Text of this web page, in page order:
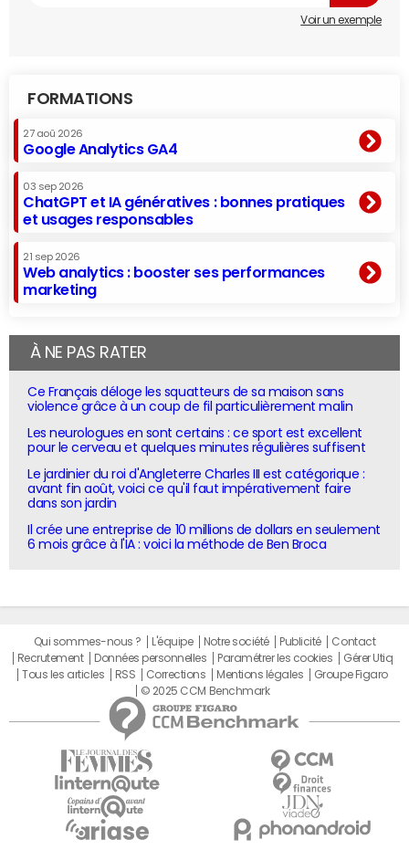
Voir un exemple
FORMATIONS
27 aoû 2026
Google Analytics GA4
03 sep 2026
ChatGPT et IA génératives : bonnes pratiques
et usages responsables
21 sep 2026
Web analytics : booster ses performances
marketing
À NE PAS RATER
Ce Français déloge les squatteurs de sa maison sans
violence grâce à un coup de fil particulièrement malin
Les neurologues en sont certains : ce sport est excellent
pour le cerveau et quelques minutes régulières suffisent
Le jardinier du roi d'Angleterre Charles III est catégorique :
avant fin août, voici ce qu'il faut impérativement faire
dans son jardin
Il crée une entreprise de 10 millions de dollars en seulement
6 mois grâce à l'IA : voici la méthode de Ben Broca
Qui sommes-nous ? L'équipe Notre société Publicité
Contact
Recrutement
Données personnelles Paramétrer les cookies
Gérer Utiq
Tous les articles
RSS Corrections Mentions légales
Groupe Figaro
© 2025 CCM Benchmark